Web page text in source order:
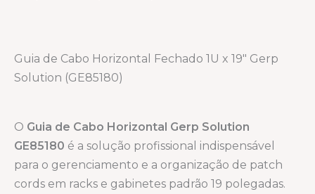
Guia de Cabo Horizontal Fechado 1U x 19″ Gerp
Solution (GE85180)
O Guia de Cabo Horizontal Gerp Solution
GE85180 é a solução profissional indispensável
para o gerenciamento e a organização de patch
cords em racks e gabinetes padrão 19 polegadas.